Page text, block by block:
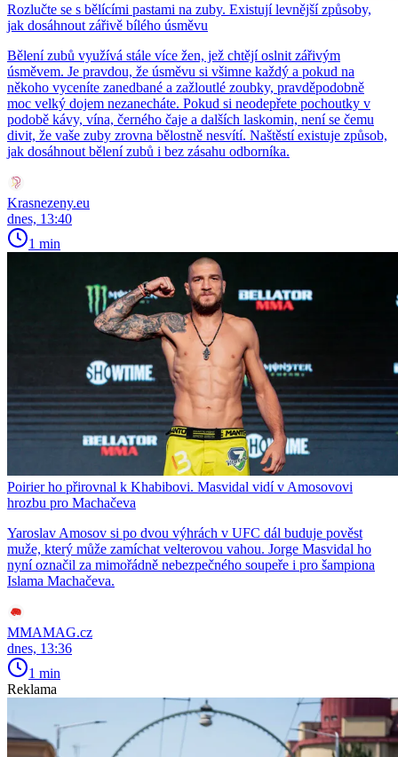
Rozlučte se s bělícími pastami na zuby. Existují levnější způsoby,
jak dosáhnout zářivě bílého úsměvu
Bělení zubů využívá stále více žen, jež chtějí oslnit zářivým
úsměvem. Je pravdou, že úsměvu si všimne každý a pokud na
někoho vyceníte zanedbané a zažloutlé zoubky, pravděpodobně
moc velký dojem nezanecháte. Pokud si neodepřete pochoutky v
podobě kávy, vína, černého čaje a dalších laskomin, není se čemu
divit, že vaše zuby zrovna bělostně nesvítí. Naštěstí existuje způsob,
jak dosáhnout bělení zubů i bez zásahu odborníka.
Krasnezeny.eu
dnes, 13:40
1 min
Poirier ho přirovnal k Khabibovi. Masvidal vidí v Amosovovi
hrozbu pro Machačeva
Yaroslav Amosov si po dvou výhrách v UFC dál buduje pověst
muže, který může zamíchat velterovou vahou. Jorge Masvidal ho
nyní označil za mimořádně nebezpečného soupeře i pro šampiona
Islama Machačeva.
MMAMAG.cz
dnes, 13:36
1 min
Reklama